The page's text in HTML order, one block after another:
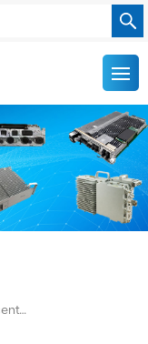
8DG61581AA 11QCE12X Für Alcatel-Lucent 1830PSS-32/64